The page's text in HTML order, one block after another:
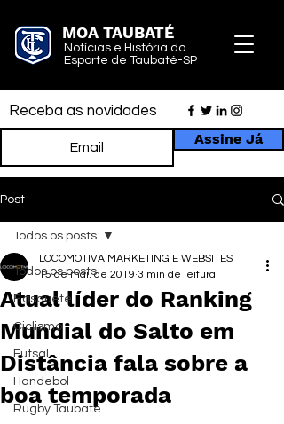
MOA TAUBATÉ
Notícias e História do
Esporte de Taubaté-SP
Receba as novidades
Assine Já
Post
Todos os posts
Basquete
Ciclismo
Futsal
Handebol
Rugby Taubaté
Todos os posts
Atual líder do Ranking
Mundial do Salto em
Distância fala sobre a
boa temporada
LOCOMOTIVA MARKETING E WEBSITES
15 de mai. de 2019 3 min de leitura